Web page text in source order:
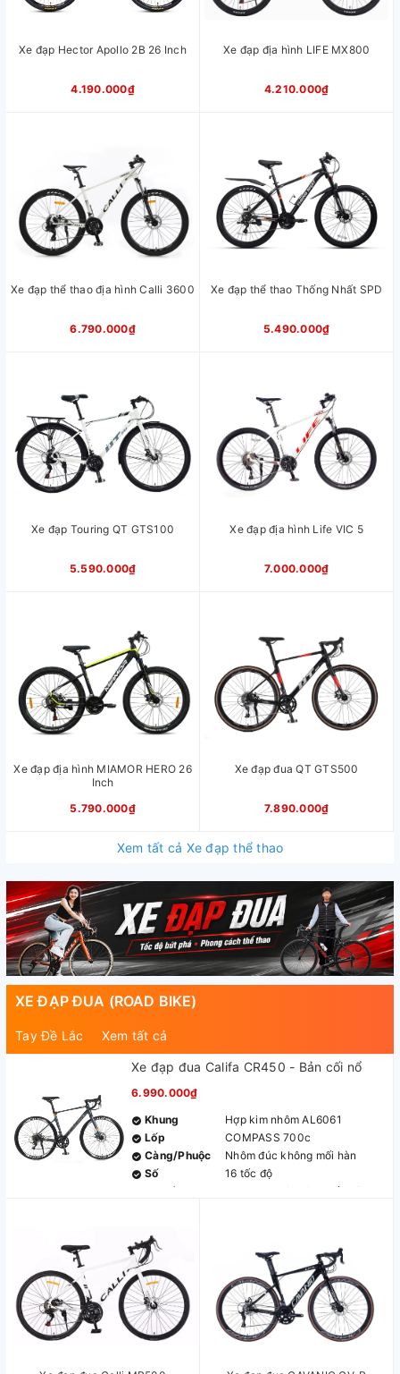
Chiều cao
1m55– 1m80
Màu sắc
Xanh lục Đen, Ghi Đen Cam, Bạc
Xe đạp Hector Apollo 2B 26 Inch
4.190.000₫
Xe đạp địa hình LIFE MX800
4.210.000₫
Xe đạp thể thao địa hình Calli 3600
6.790.000₫
Xe đạp thể thao Thống Nhất SPD
5.490.000₫
Xe đạp Touring QT GTS100
5.590.000₫
Xe đạp địa hình Life VIC 5
7.000.000₫
Xe đạp địa hình MIAMOR HERO 26
Inch
5.790.000₫
Xe đạp đua QT GTS500
7.890.000₫
Xem tất cả Xe đạp thể thao
XE ĐẠP ĐUA (ROAD BIKE)
Tay Đề Lắc Xem tất cả
Xe đạp đua Califa CR450 - Bản cối nổ
6.990.000₫
Khung
Hợp kim nhôm AL6061
Lốp
COMPASS 700c
Càng/Phuộc
Nhôm đúc không mối hàn
Số
16 tốc độ
Tay đề
LTWOO R3 (2x8) 16 tốc độ
Đùi đĩa
Líp
7 tầng vặn
Phanh
Phanh đĩa cơ
Vành
Nhôm Califa
Mayer
Nhôm
Pedan
Nhôm
Cọc yên
Nhôm